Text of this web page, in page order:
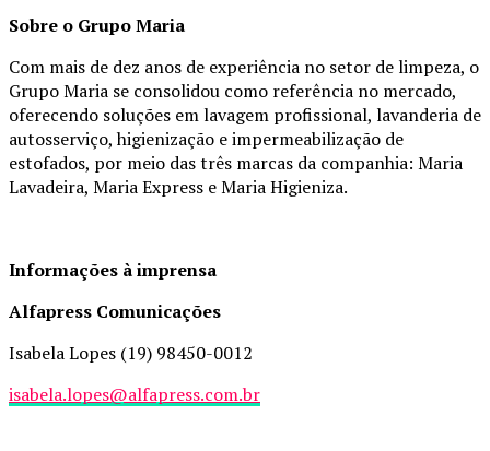
Sobre o Grupo Maria
Com mais de dez anos de experiência no setor de limpeza, o
Grupo Maria se consolidou como referência no mercado,
oferecendo soluções em lavagem profissional, lavanderia de
autosserviço, higienização e impermeabilização de
estofados, por meio das três marcas da companhia: Maria
Lavadeira, Maria Express e Maria Higieniza.
Informações à imprensa
Alfapress Comunicações
Isabela Lopes (19) 98450-0012
isabela.lopes@alfapress.com.br